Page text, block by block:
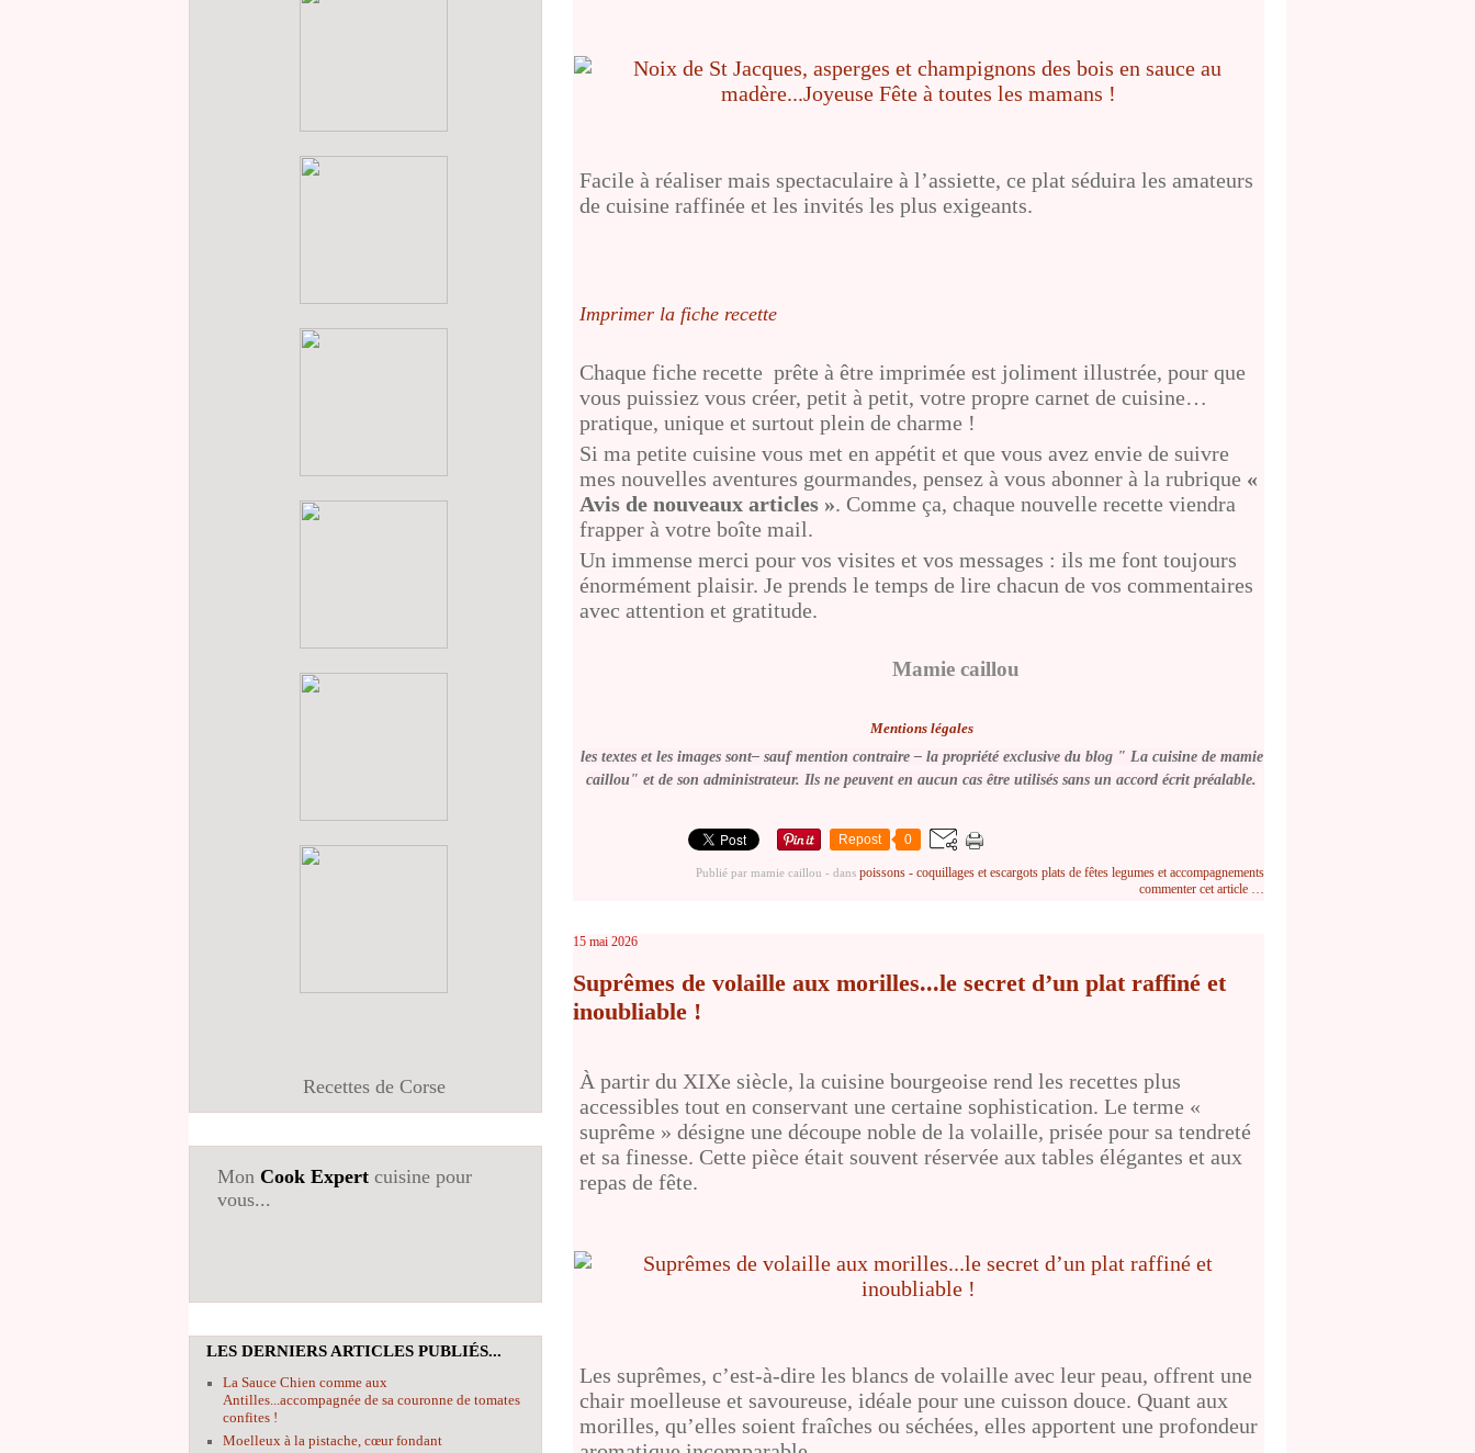
Recettes de Corse
Mon Cook Expert cuisine pour
vous...
LES DERNIERS ARTICLES PUBLIÉS...
La Sauce Chien comme aux
Antilles...accompagnée de sa couronne de tomates
confites !
Moelleux à la pistache, cœur fondant
Facile à réaliser mais spectaculaire à l’assiette, ce plat séduira les amateurs
de cuisine raffinée et les invités les plus exigeants.
Imprimer la fiche recette
Chaque fiche recette prête à être imprimée est joliment illustrée, pour que
vous puissiez vous créer, petit à petit, votre propre carnet de cuisine…
pratique, unique et surtout plein de charme !
Si ma petite cuisine vous met en appétit et que vous avez envie de suivre
mes nouvelles aventures gourmandes, pensez à vous abonner à la rubrique «
Avis de nouveaux articles ». Comme ça, chaque nouvelle recette viendra
frapper à votre boîte mail.
Un immense merci pour vos visites et vos messages : ils me font toujours
énormément plaisir. Je prends le temps de lire chacun de vos commentaires
avec attention et gratitude.
Mamie caillou
Mentions légales
les textes et les images sont– sauf mention contraire –la propriété exclusive du blog " La cuisine de mamie
caillou" et de son administrateur. Ils ne peuvent en aucun cas être utilisés sans un accord écrit préalable.
Repost 0
Publié par mamie caillou - dans poissons - coquillages et escargots plats de fêtes legumes et accompagnements
commenter cet article …
15 mai 2026
Suprêmes de volaille aux morilles...le secret d’un plat raffiné et
inoubliable !
À partir du XIXe siècle, la cuisine bourgeoise rend les recettes plus
accessibles tout en conservant une certaine sophistication. Le terme «
suprême » désigne une découpe noble de la volaille, prisée pour sa tendreté
et sa finesse. Cette pièce était souvent réservée aux tables élégantes et aux
repas de fête.
Les suprêmes, c’est-à-dire les blancs de volaille avec leur peau, offrent une
chair moelleuse et savoureuse, idéale pour une cuisson douce. Quant aux
morilles, qu’elles soient fraîches ou séchées, elles apportent une profondeur